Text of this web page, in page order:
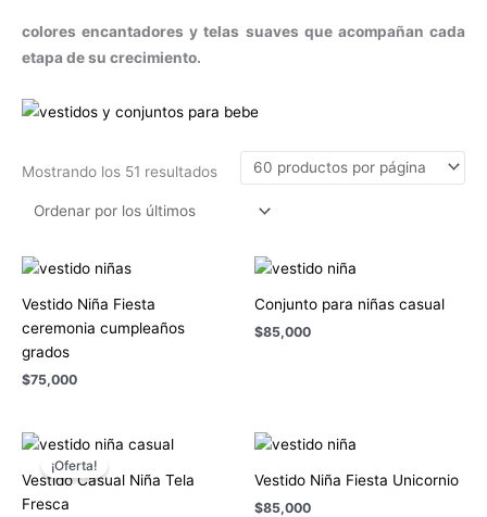
colores encantadores y telas suaves que acompañan cada
etapa de su crecimiento.
Mostrando los 51 resultados
Vestido Niña Fiesta
ceremonia cumpleaños
grados
$75,000
Conjunto para niñas casual
$85,000
¡Oferta!
Vestido Casual Niña Tela
Fresca
El
original
era:
El
actual
es:
Vestido Niña Fiesta Unicornio
$85,000